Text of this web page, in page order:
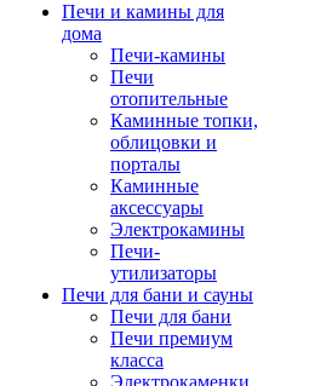
Печи и камины для
дома
Печи-камины
Печи
отопительные
Каминные топки,
облицовки и
порталы
Каминные
аксессуары
Электрокамины
Печи-
утилизаторы
Печи для бани и сауны
Печи для бани
Печи премиум
класса
Электрокаменки